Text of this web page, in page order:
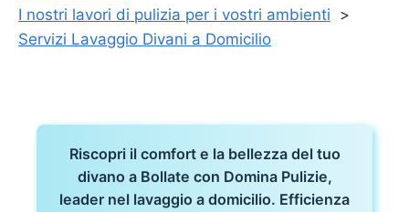
I nostri lavori di pulizia per i vostri ambienti
Servizi Lavaggio Divani a Domicilio
Riscopri il comfort e la bellezza del tuo
divano a Bollate con Domina Pulizie,
leader nel lavaggio a domicilio. Efficienza